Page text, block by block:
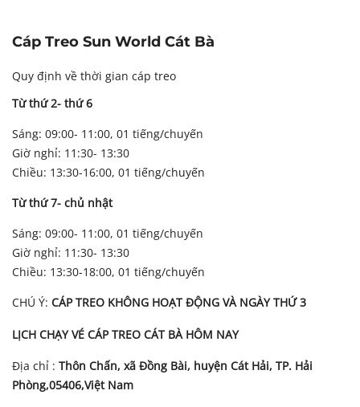
Cáp Treo Sun World Cát Bà
Quy định về thời gian cáp treo
Từ thứ 2- thứ 6
Sáng: 09:00- 11:00, 01 tiếng/chuyến
Giờ nghỉ: 11:30- 13:30
Chiều: 13:30-16:00, 01 tiếng/chuyến
Từ thứ 7- chủ nhật
Sáng: 09:00- 11:00, 01 tiếng/chuyến
Giờ nghỉ: 11:30- 13:30
Chiều: 13:30-18:00, 01 tiếng/chuyến
CHÚ Ý: CÁP TREO KHÔNG HOẠT ĐỘNG VÀ NGÀY THỨ 3
LỊCH CHẠY VÉ CÁP TREO CÁT BÀ HÔM NAY
Địa chỉ : Thôn Chấn, xã Đồng Bài, huyện Cát Hải, TP. Hải
Phòng,05406,Việt Nam